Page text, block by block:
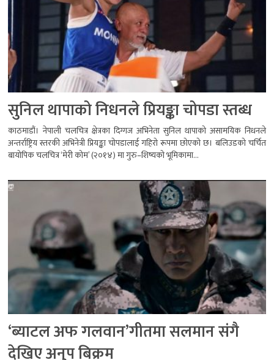
सुनिल थापाको निधनले प्रियङ्का चोपडा स्तब्ध
काठमाडौं। नेपाली चलचित्र क्षेत्रका दिग्गज अभिनेता सुनिल थापाको असामयिक निधनले
अन्तर्राष्ट्रिय स्तरकी अभिनेत्री प्रियङ्का चोपडालाई गहिरो रूपमा छोएको छ। बलिउडको चर्चित
बायोपिक चलचित्र ‘मेरी कोम’ (२०१४) मा गुरु–शिष्यको भूमिकामा...
‘ब्याटल अफ गलवान’गीतमा सलमान संगै
देखिए अनुप बिक्रम